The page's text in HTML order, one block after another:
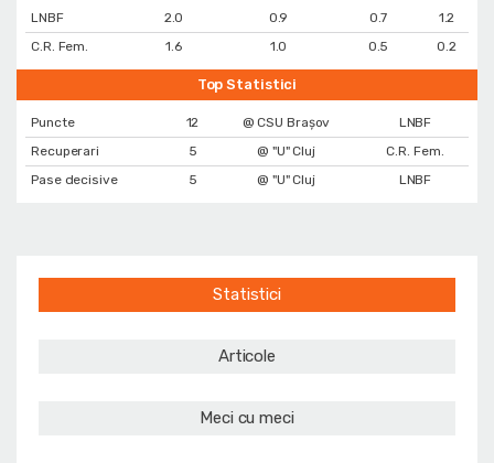
LNBF
2.0 0.9 0.7
1.2
C.R. Fem.
1.6 1.0 0.5 0.2
Top Statistici
Puncte 12 @ CSU Brașov
LNBF
Recuperari
5 @ "U" Cluj
C.R. Fem.
Pase decisive
5 @ "U" Cluj LNBF
Statistici
Articole
Meci cu meci